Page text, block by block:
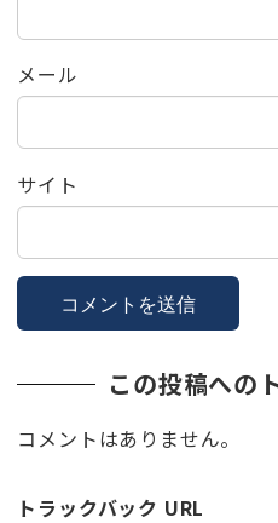
メール
サイト
この投稿への
コメントはありません。
トラックバック URL